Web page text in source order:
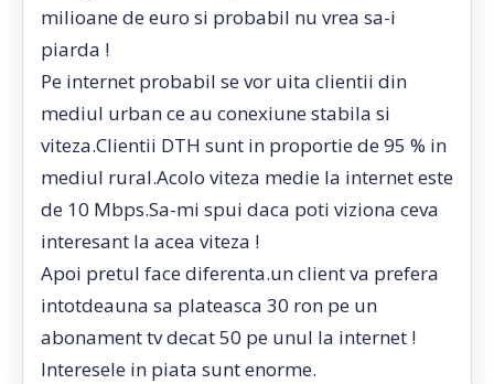
milioane de euro si probabil nu vrea sa-i
piarda !
Pe internet probabil se vor uita clientii din
mediul urban ce au conexiune stabila si
viteza.Clientii DTH sunt in proportie de 95 % in
mediul rural.Acolo viteza medie la internet este
de 10 Mbps.Sa-mi spui daca poti viziona ceva
interesant la acea viteza !
Apoi pretul face diferenta.un client va prefera
intotdeauna sa plateasca 30 ron pe un
abonament tv decat 50 pe unul la internet !
Interesele in piata sunt enorme.